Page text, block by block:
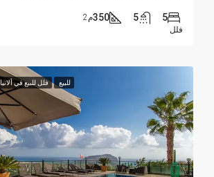
5
5
350م2
فلل
للبيع فلل للبيع في ألانيا